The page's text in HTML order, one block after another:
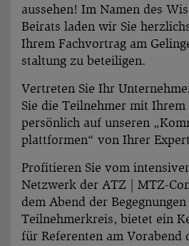
aussehen! Im Namen des
Beirats laden wir Sie
Ihrem Fach­vortrag am
staltung zu beteiligen.
Vertreten Sie Ihr
Sie die Teil­nehmer mit Ihrem
persönlich auf unseren
plattformen“ von Ihrer
Profitieren Sie vom
Netzwerk der ATZ | MTZ-
dem Abend der
Teilnehmerkreis, bietet ein
für Referenten am Vorabend